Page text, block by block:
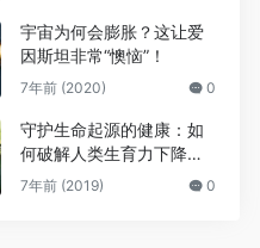
宇宙为何会膨胀？这让爱
因斯坦非常“懊恼”！
7年前 (2020) 0
守护生命起源的健康：如
何破解人类生育力下降难
题
7年前 (2019) 0